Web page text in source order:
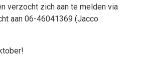
verzocht zich aan te melden via
aan 06-46041369 (Jacco